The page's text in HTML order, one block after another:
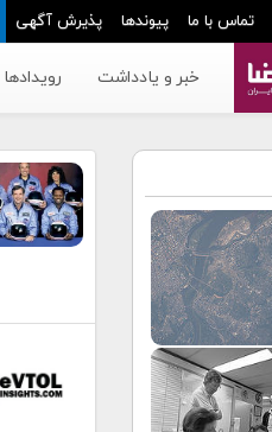
تماس با ما پیوندها پذیرش آگهی
خبر و یادداشت رویدادها